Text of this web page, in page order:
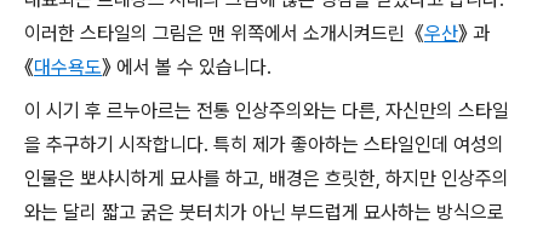
이러한 스타일의 그림은 맨 위쪽에서 소개시켜드린 《우산》 과
《대수욕도》 에서 볼 수 있습니다.
이 시기 후 르누아르는 전통 인상주의와는 다른, 자신만의 스타일
을 추구하기 시작합니다. 특히 제가 좋아하는 스타일인데 여성의
인물은 뽀샤시하게 묘사를 하고, 배경은 흐릿한, 하지만 인상주의
와는 달리 짧고 굵은 붓터치가 아닌 부드럽게 묘사하는 방식으로